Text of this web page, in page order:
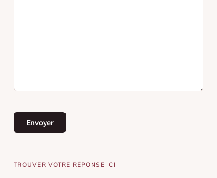
TROUVER VOTRE RÉPONSE ICI